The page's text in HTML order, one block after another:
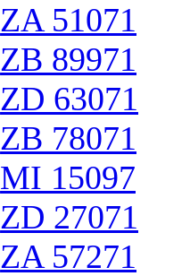
ZA 51071
ZB 89971
ZD 63071
ZB 78071
MI 15097
ZD 27071
ZA 57271